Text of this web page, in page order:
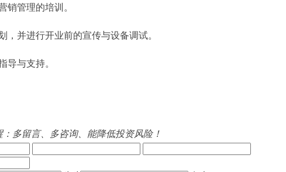
销管理的培训。
并进行开业前的宣传与设备调试。
导与支持。
：多留言、多咨询、能降低投资风险！